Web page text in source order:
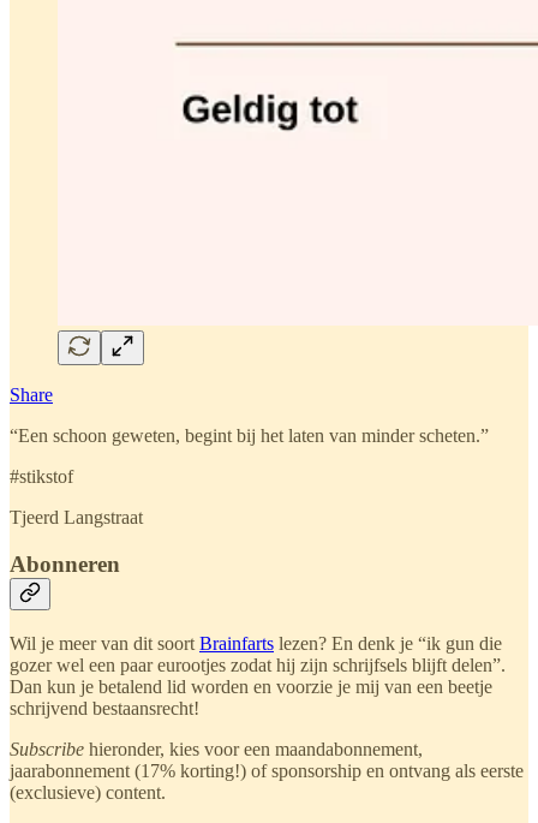
Share
“Een schoon geweten, begint bij het laten van minder scheten.”
#stikstof
Tjeerd Langstraat
Abonneren
Wil je meer van dit soort Brainfarts lezen? En denk je “ik gun die
gozer wel een paar eurootjes zodat hij zijn schrijfsels blijft delen”.
Dan kun je betalend lid worden en voorzie je mij van een beetje
schrijvend bestaansrecht!
Subscribe hieronder, kies voor een maandabonnement,
jaarabonnement (17% korting!) of sponsorship en ontvang als eerste
(exclusieve) content.